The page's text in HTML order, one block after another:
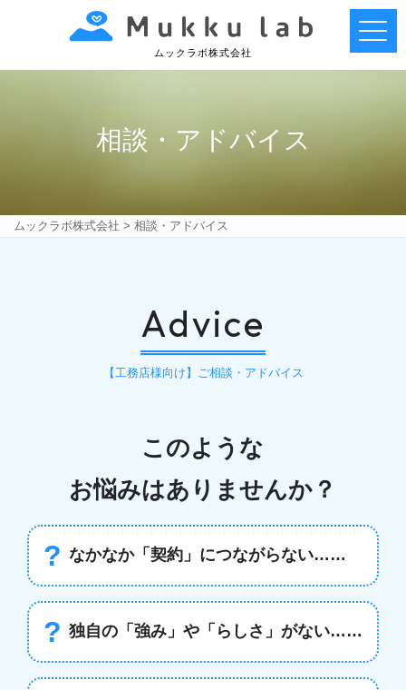
Main Navigation
ムックラボ株式会社
相談・アドバイス
ムックラボ株式会社 > 相談・アドバイス
Advice
【工務店様向け】ご相談・アドバイス
このような
お悩みはありませんか？
? なかなか「契約」につながらない……
? 独自の「強み」や「らしさ」がない……